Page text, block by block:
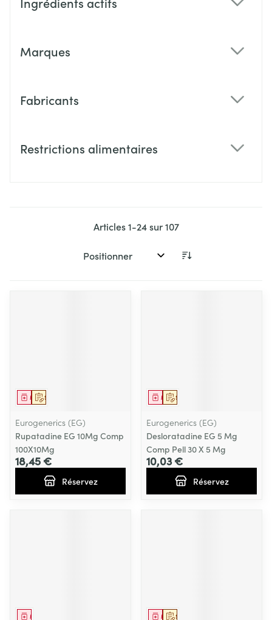
Marques
Fabricants
Restrictions alimentaires
Articles1-24sur107
Trier par:
Sur prescription
Médicament
Eurogenerics (EG)
Rupatadine EG 10Mg Comp
100X10Mg
18,45 €
Réservez
Sur prescription
Médicament
Eurogenerics (EG)
Desloratadine EG 5 Mg
Comp Pell 30 X 5 Mg
10,03 €
Réservez
Médicament Sur prescription
Médicament